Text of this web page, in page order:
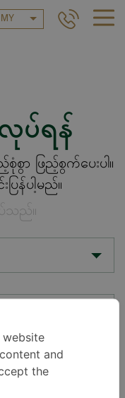
MY
လုပ်ရန်
ာ ဖြည့်စွက်ပေးပါ။
ြန်ပါ့မည်။
သည်။
website
and
the